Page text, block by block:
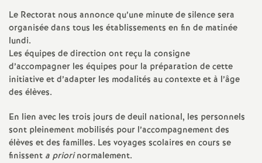
c
o
n
d
d
Le Rectorat nous annonce qu’une minute de silence sera
organisée dans tous les établissements en fin de matinée
lundi.
Les équipes de direction ont reçu la consigne
d’accompagner les équipes pour la préparation de cette
initiative et d’adapter les modalités au contexte et à l’âge
des élèves.
En lien avec les trois jours de deuil national, les personnels
sont pleinement mobilisés pour l’accompagnement des
élèves et des familles. Les voyages scolaires en cours se
finissent a priorinormalement.